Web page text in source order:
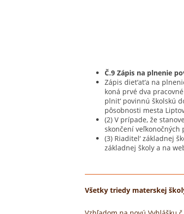
Č.9 Zápis na plnenie
Zápis diet‘at‘a na
koná prvé dva
plnit‘ povinnú školskú
pôsobnosti mesta
(2) V prípade, že
skončení veľkonočných
(3) Riaditel‘ základnej
základnej školy a na
Všetky triedy materskej